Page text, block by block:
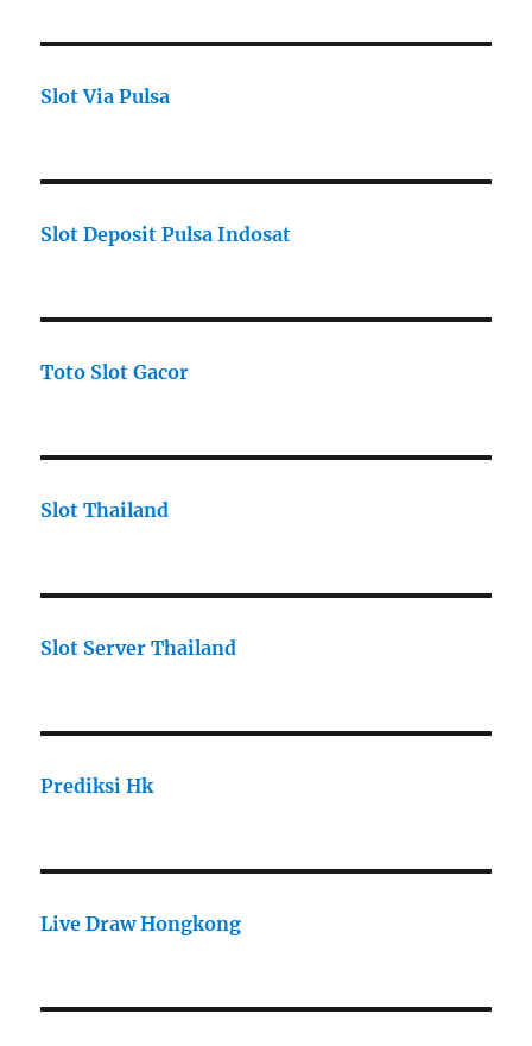
Slot Via Pulsa
Slot Deposit Pulsa Indosat
Toto Slot Gacor
Slot Thailand
Slot Server Thailand
Prediksi Hk
Live Draw Hongkong